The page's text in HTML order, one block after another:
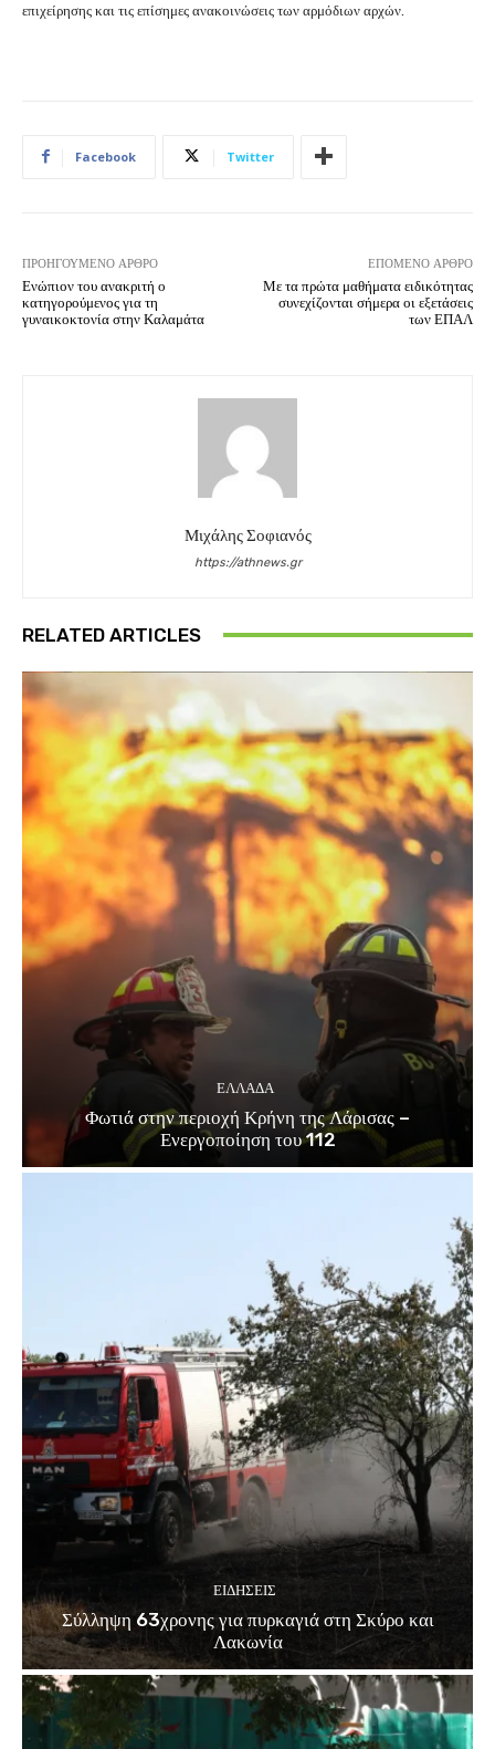
επιχείρησης και τις επίσημες ανακοινώσεις των αρμόδιων αρχών.
Facebook Twitter
ΠΡΟΗΓΟΎΜΕΝΟ ΆΡΘΡΟ
Ενώπιον του ανακριτή ο
κατηγορούμενος για τη
γυναικοκτονία στην Καλαμάτα
ΕΠΌΜΕΝΟ ΆΡΘΡΟ
Με τα πρώτα μαθήματα ειδικότητας
συνεχίζονται σήμερα οι εξετάσεις
των ΕΠΑΛ
Μιχάλης Σοφιανός
https://athnews.gr
RELATED ARTICLES
ΕΛΛΑΔΑ
Φωτιά στην περιοχή Κρήνη της Λάρισας –
Ενεργοποίηση του 112
ΕΙΔΗΣΕΙΣ
Σύλληψη 63χρονης για πυρκαγιά στη Σκύρο και
Λακωνία